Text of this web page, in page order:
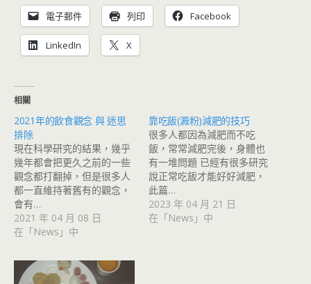
電子郵件 列印 Facebook
LinkedIn X
相關
2021年的飲食觀念 與 迷思
排除
現在科學研究的結果，幾乎
幾年都會把更久之前的一些
觀念都打翻掉，但是很多人
都一直維持著舊有的觀念，
會有…
2021 年 04 月 08 日
在「News」中
靠吃飯(澱粉)減肥的技巧
很多人都因為減肥而不吃
飯，常常減肥完後，身體也
有一堆問題 已經有很多研究
說正常吃飯才能好好減肥，
此篇…
2023 年 04 月 21 日
在「News」中